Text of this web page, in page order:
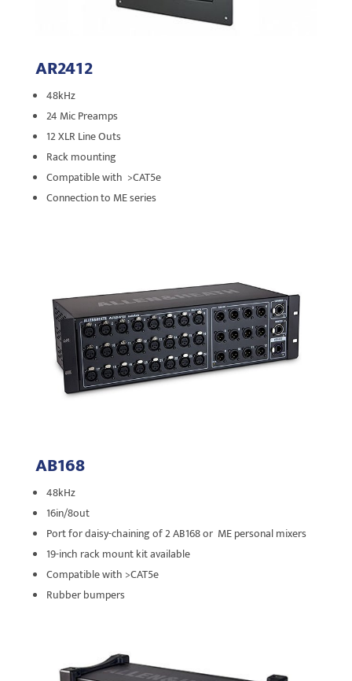
AR2412
48kHz
24 Mic Preamps
12 XLR Line Outs
Rack mounting
Compatible with >CAT5e
Connection to ME series
AB168
48kHz
16in/8out
Port for daisy-chaining of 2 AB168 or ME personal mixers
19-inch rack mount kit available
Compatible with >CAT5e
Rubber bumpers